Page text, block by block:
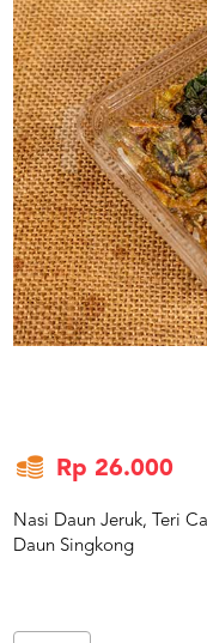
FAQ
ABOUT
US
CATERERS
BLOG
TERMS
&
CONDITIONS
CALL
CENTER
021
5091
3494
Rp 26.000
Nasi Daun Jeruk, Teri
Daun Singkong